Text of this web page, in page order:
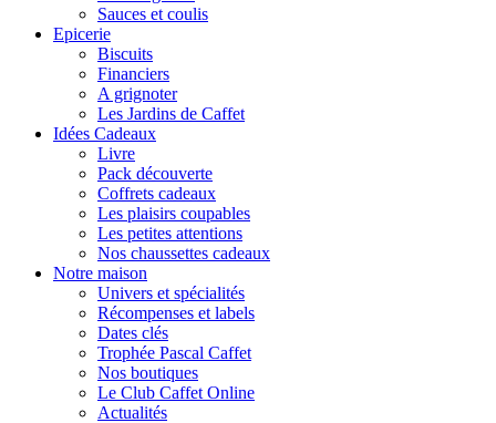
Sauces et coulis
Epicerie
Biscuits
Financiers
A grignoter
Les Jardins de Caffet
Idées Cadeaux
Livre
Pack découverte
Coffrets cadeaux
Les plaisirs coupables
Les petites attentions
Nos chaussettes cadeaux
Notre maison
Univers et spécialités
Récompenses et labels
Dates clés
Trophée Pascal Caffet
Nos boutiques
Le Club Caffet Online
Actualités